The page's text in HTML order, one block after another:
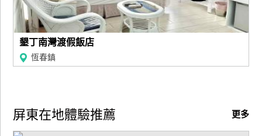
墾丁南灣渡假飯店
恆春鎮
更多
屏東在地體驗推薦